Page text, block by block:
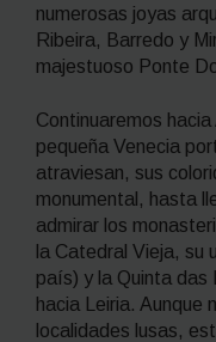
numerosas joyas
Ribeira, Barredo y
majestuoso Ponte
Continuaremos
pequeña Venecia
atraviesan, sus
monumental, hasta
admirar los
la Catedral Vieja, su
país) y la Quinta das
hacia Leiria. Aunque
localidades lusas,